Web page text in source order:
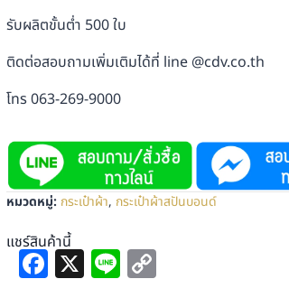
รับผลิตขั้นต่ำ 500 ใบ
ติดต่อสอบถามเพิ่มเติมได้ที่ line @cdv.co.th
โทร 063-269-9000
หมวดหมู่: กระเป๋าผ้า, กระเป๋าผ้าสปันบอนด์
แชร์สินค้านี้Facebook
X Line